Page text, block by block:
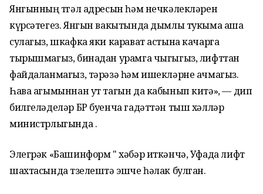
Янгынның төгәл адресын һәм нечкәлекләрен
күрсәтегез. Янгын вакытында дымлы тукыма аша
сулагыз, шкафка яки карават астына качарга
тырышмагыз, бинадан урамга чыгыгыз, лифттан
файдаланмагыз, тәрәзә һәм ишекләрне ачмагыз.
Һава агымыннан ут тагын да кабынып китә», — дип
билгеләделәр БР буенча гадәттән тыш хәлләр
министрлыгында .
Элегрәк «Башинформ " хәбәр иткәнчә, Уфада лифт
шахтасында төзелештә эшче һәлак булган.